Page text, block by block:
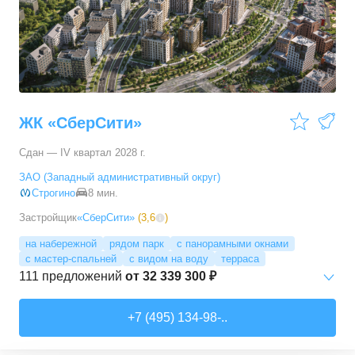
3-комн. кв. от17 498 090 ₽
76,45–81,28м² 11 предложений
4-комн. кв. от24 367 690 ₽
ЖК «СберСити»
Сдан — IV квартал 2028 г.
ЗАО (Западный административный округ)
Строгино
8 мин.
Застройщик«СберСити» (3,6 )
на набережной рядом парк
с панорамными окнами
с мастер-спальней
с видом на воду терраса
111 предложений от 32 339 300 ₽
+7 (495) 134-98-..